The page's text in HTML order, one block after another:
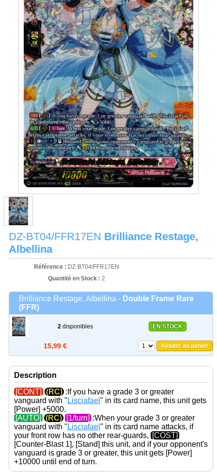
DZ-BT04/FFR17EN Brilliance Restage,
Albellina
Référence : DZ-BT04/FFR17EN
Quantité en Stock : 2
Brilliance Restage, Albellina - Double Frame Rare
(FFR)
2 disponibles EN STOCK
15,99 € Ajouter au panier
Description
[CONT]
(RC) :If you have a grade 3 or greater
vanguard with " Lisciafael " in its card name, this unit gets
[Power] +5000.
[AUTO]
(RC) [1/turn] :When your grade 3 or greater
vanguard with " Lisciafael " in its card name attacks, if
your front row has no other rear-guards, [COST]
[Counter-Blast 1], [Stand] this unit, and if your opponent's
vanguard is grade 3 or greater, this unit gets [Power]
+10000 until end of turn.